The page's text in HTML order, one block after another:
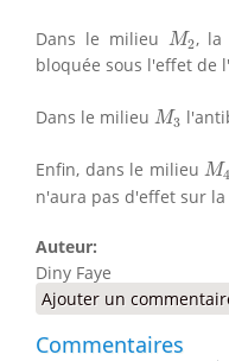
Dans le milieu M2
M2 , la
bloquée sous l'effet de
Dans le milieu M3
M3
Enfin, dans le milieuM4
M4
n'aura pas d'effet sur
Auteur:
Diny Faye
Ajouter un
Commentaires